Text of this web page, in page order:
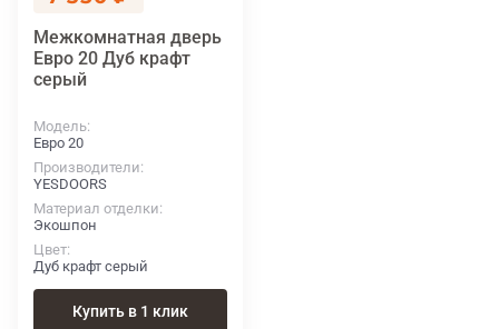
Межкомнатная дверь
Евро 20 Дуб крафт
серый
Модель
Евро 20
Производители
YESDOORS
Материал отделки
Экошпон
Цвет
Дуб крафт серый
Купить в 1 клик